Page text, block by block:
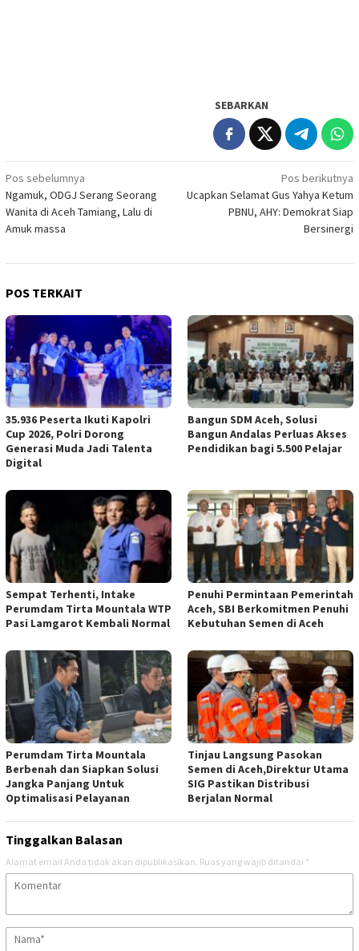
SEBARKAN
Navigasi
pos
Pos sebelumnya
Ngamuk, ODGJ Serang Seorang
Wanita di Aceh Tamiang, Lalu di
Amuk massa
Pos berikutnya
Ucapkan Selamat Gus Yahya Ketum
PBNU, AHY: Demokrat Siap
Bersinergi
POS TERKAIT
35.936 Peserta Ikuti Kapolri
Cup 2026, Polri Dorong
Generasi Muda Jadi Talenta
Digital
Bangun SDM Aceh, Solusi
Bangun Andalas Perluas Akses
Pendidikan bagi 5.500 Pelajar
Sempat Terhenti, Intake
Perumdam Tirta Mountala WTP
Pasi Lamgarot Kembali Normal
Penuhi Permintaan Pemerintah
Aceh, SBI Berkomitmen Penuhi
Kebutuhan Semen di Aceh
Perumdam Tirta Mountala
Berbenah dan Siapkan Solusi
Jangka Panjang Untuk
Optimalisasi Pelayanan
Tinjau Langsung Pasokan
Semen di Aceh,Direktur Utama
SIG Pastikan Distribusi
Berjalan Normal
Tinggalkan Balasan
Alamat email Anda tidak akan dipublikasikan. Ruas yang wajib ditandai *